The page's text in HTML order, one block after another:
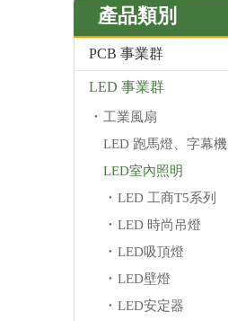
產品類別
PCB 事業群
LED 事業群
工業風扇
LED 跑馬燈、字幕機
LED室內照明
LED 工商T5系列
LED 時尚吊燈
LED吸頂燈
LED壁燈
LED安定器